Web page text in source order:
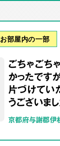
お部屋内の一部
ごちゃごち
かったです
片づけてい
うございまし
京都府与謝郡伊